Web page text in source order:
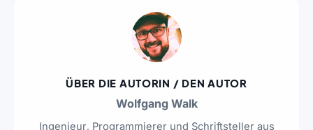
ÜBER DIE AUTORIN / DEN AUTOR
Wolfgang Walk
Ingenieur, Programmierer und Schriftsteller aus